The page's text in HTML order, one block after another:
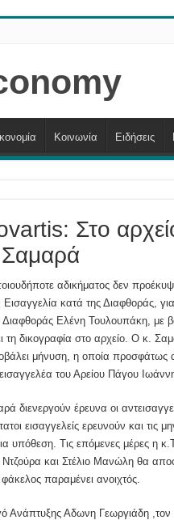
Κοινωνία Ειδήσεις
Στο
αδικήματος δεν
κατά της Διαφθοράς,
Διαφθοράς Ελένη Τουλουπάκη, με
τη δικογραφία στο αρχείο. Ο κ.
μήνυση, η οποία
του Αρείου Πάγου
διενεργούν έρευνα οι
εισαγγελείς ερευνούν και τις
υπόθεση. Τις επόμενες μέρες η
και Στέλιο Μανώλη θα
παραμένει ανοιχτός.
Ανάπτυξης Αδωνη Γεωργιάδη